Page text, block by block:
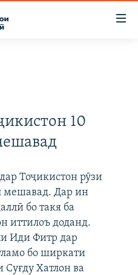
10
Тоҷикистон рӯзи
мешавад. Дар ин
бо такя ба
иттилоъ доданд.
Иди Фитр дар
бо ширкати
Хатлон ва